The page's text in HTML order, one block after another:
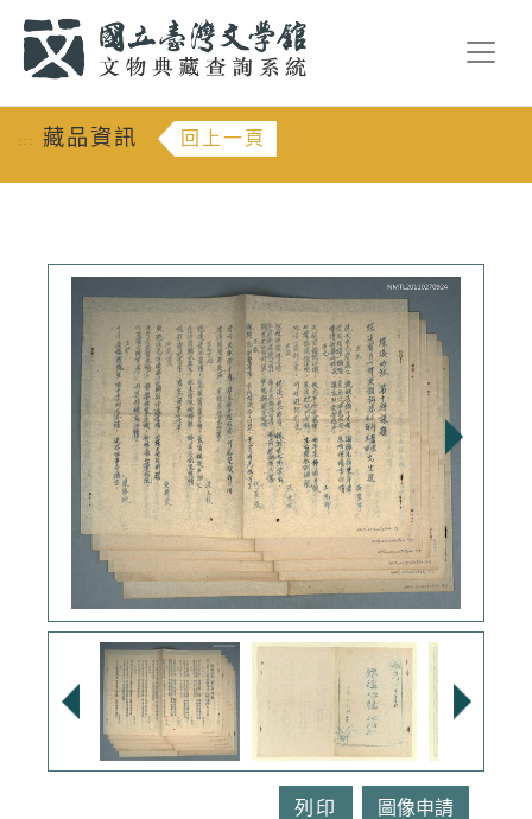
::: 藏品資訊 回上一頁
列印